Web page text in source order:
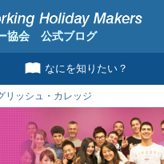
協会 公式ブログ
なにを知りたい？
リッシュ・カレッジ